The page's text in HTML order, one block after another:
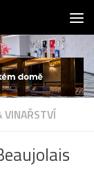
VINAŘSTVÍ